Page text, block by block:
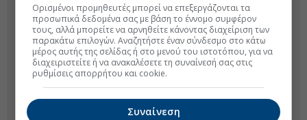
Ορισμένοι προμηθευτές μπορεί να επεξεργάζονται τα
προσωπικά δεδομένα σας με βάση το έννομο συμφέρον
τους, αλλά μπορείτε να αρνηθείτε κάνοντας διαχείριση των
παρακάτω επιλογών. Αναζητήστε έναν σύνδεσμο στο κάτω
μέρος αυτής της σελίδας ή στο μενού του ιστοτόπου, για να
διαχειριστείτε ή να ανακαλέσετε τη συναίνεσή σας στις
ρυθμίσεις απορρήτου και cookie.
Συναίνεση